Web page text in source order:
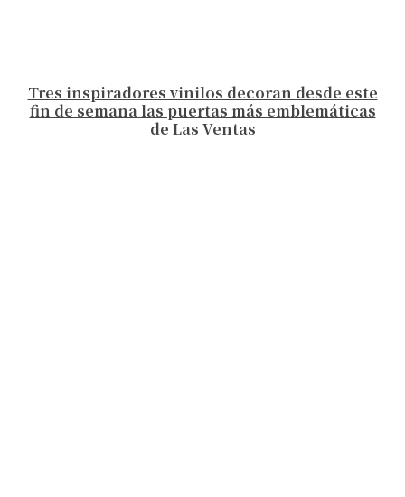
Tres inspiradores vinilos decoran desde este
fin de semana las puertas más emblemáticas
de Las Ventas